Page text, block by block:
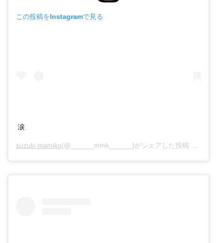
この投稿をInstagramで見る
涙
suzuki mamiko(@______mmk______)がシェアした投稿 –